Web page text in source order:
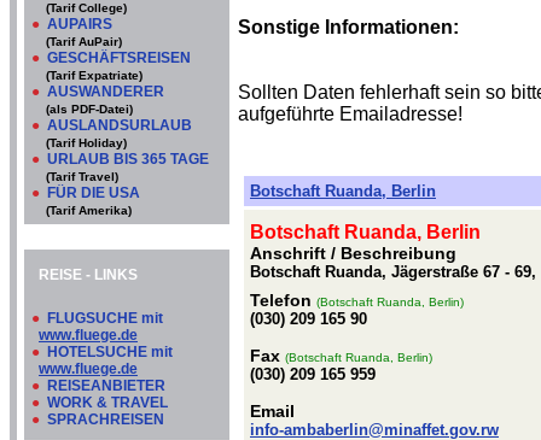
(Tarif College)
● AUPAIRS
(Tarif AuPair)
● GESCHÄFTSREISEN
(Tarif Expatriate)
● AUSWANDERER
(als PDF-Datei)
● AUSLANDSURLAUB
(Tarif Holiday)
● URLAUB BIS 365 TAGE
(Tarif Travel)
● FÜR DIE USA
(Tarif Amerika)
REISE - LINKS
● FLUGSUCHE mit
www.fluege.de
● HOTELSUCHE mit
www.fluege.de
● REISEANBIETER
● WORK & TRAVEL
● SPRACHREISEN
Sonstige Informationen:
Sollten Daten fehlerhaft sein so
aufgeführte Emailadresse!
Botschaft Ruanda, Berlin
Botschaft Ruanda, Berlin
Anschrift / Beschreibung
Botschaft Ruanda, Jägerstraße 67 - 69,
Telefon (Botschaft Ruanda, Berlin)
(030) 209 165 90
Fax (Botschaft Ruanda, Berlin)
(030) 209 165 959
Email
info-ambaberlin@minaffet.gov.rw